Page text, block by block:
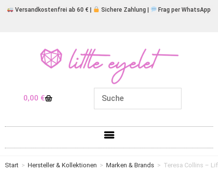
Versandkostenfrei ab 60 € | Sichere Zahlung | Frag per WhatsApp
0,00 €
Start > Hersteller & Kollektionen > Marken & Brands > Teresa Collins –